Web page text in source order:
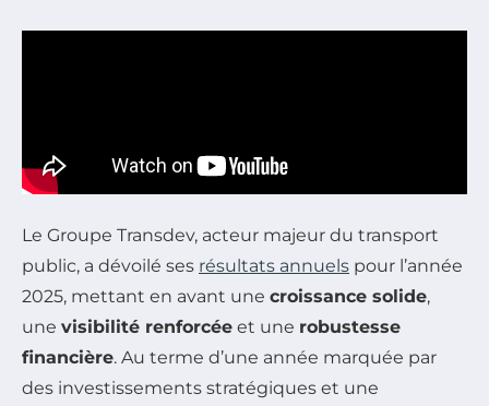
Le Groupe Transdev, acteur majeur du transport
public, a dévoilé ses résultats annuels pour l’année
2025, mettant en avant une croissance solide,
une visibilité renforcée et une robustesse
financière. Au terme d’une année marquée par
des investissements stratégiques et une